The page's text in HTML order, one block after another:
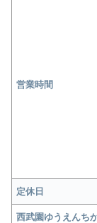
営業時間
定休日
西武園ゆうえんち